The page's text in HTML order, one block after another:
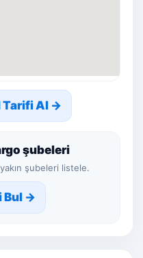
Tarifi Al →
şubeleri
şubeleri listele.
Bul →